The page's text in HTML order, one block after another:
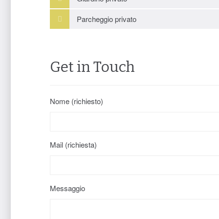
Parcheggio privato
Get in Touch
Nome (richiesto)
Mail (richiesta)
Messaggio